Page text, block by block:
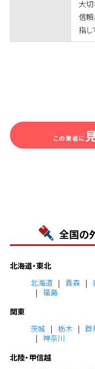
大切
信頼
指し
この業者に
全国の
北海道・東北
北海道
青森
福島
関東
茨城
栃木 群
神奈川
北陸・甲信越